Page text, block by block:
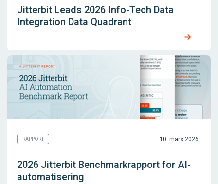
Jitterbit Leads 2026 Info-Tech Data
Integration Data Quadrant
RAPPORT 10. mars 2026
2026 Jitterbit Benchmarkrapport for AI-
automatisering